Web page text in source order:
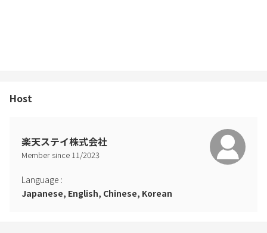
Host
楽天ステイ株式会社
Member since 11/2023
Language :
Japanese, English, Chinese, Korean